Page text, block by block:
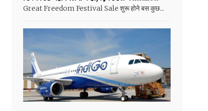
Great Freedom Festival Sale शुरू होने बस कुछ...